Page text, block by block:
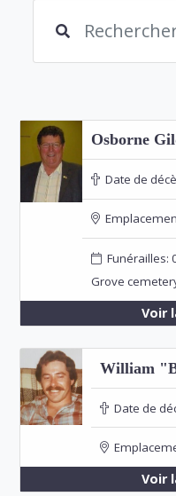
Osborne
Date de
Funérailles:
Grove
Voir
William
Date de
Voir